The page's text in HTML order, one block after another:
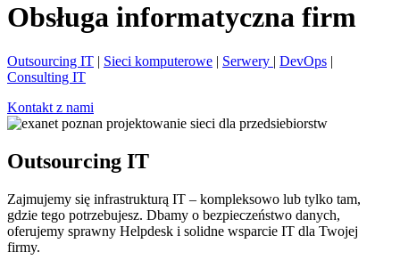
Obsługa informatyczna firm
Outsourcing IT | Sieci komputerowe | Serwery | DevOps |
Consulting IT
Kontakt z nami
Outsourcing IT
Zajmujemy się infrastrukturą IT – kompleksowo lub tylko tam,
gdzie tego potrzebujesz. Dbamy o bezpieczeństwo danych,
oferujemy sprawny Helpdesk i solidne wsparcie IT dla Twojej
firmy.